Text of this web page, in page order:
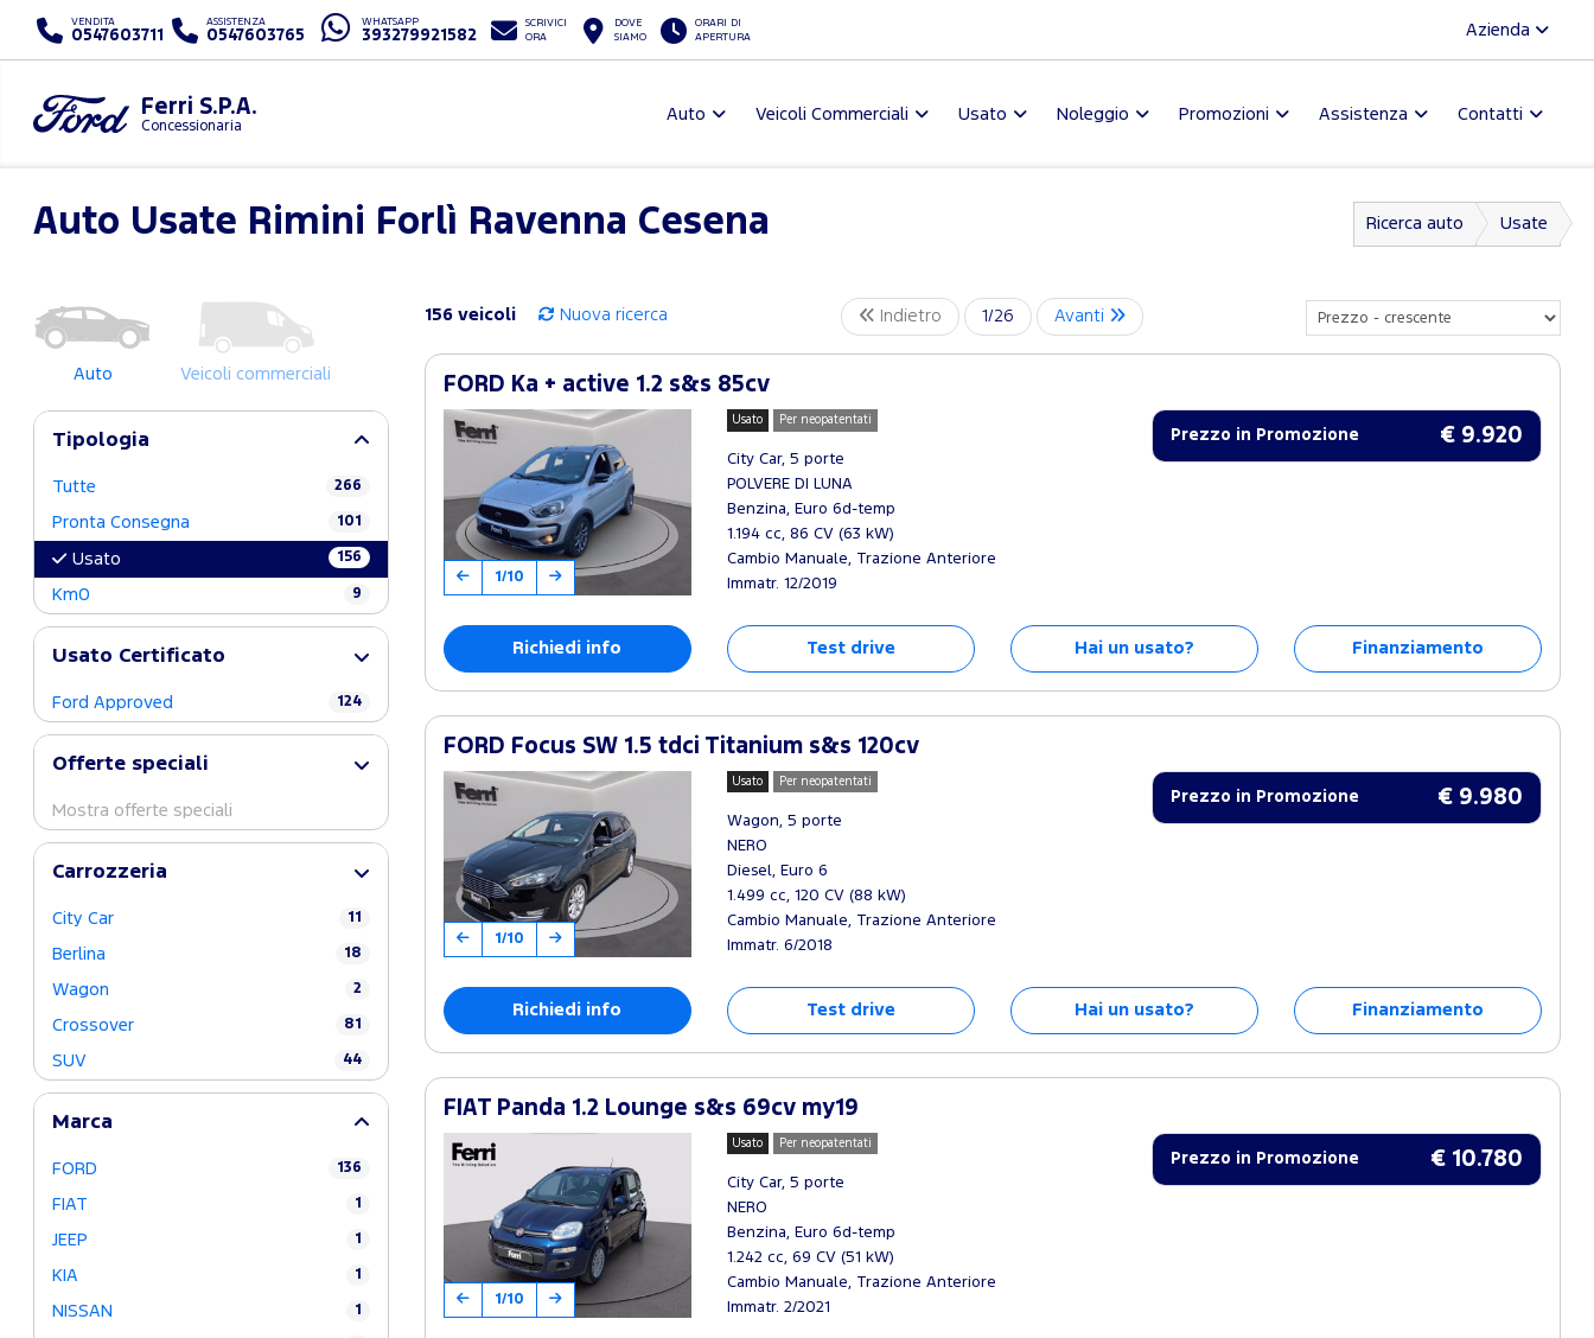
VENDITA
0547603711
ASSISTENZA
0547603765
WHATSAPP
393279921582
SCRIVICI
ORA
DOVE
SIAMO
ORARI DI
APERTURA
Azienda
Ferri S.P.A.
Concessionaria
Auto Veicoli Commerciali Usato Noleggio Promozioni Assistenza Contatti
Auto Usate Rimini Forlì Ravenna Cesena Ricerca auto Usate
Auto Veicoli commerciali
Tipologia
Tutte 266
Pronta Consegna 101
Usato 156
Km0 9
Usato Certificato
Ford Approved 124
Offerte speciali
Mostra offerte speciali
Carrozzeria
City Car 11
Berlina 18
Wagon 2
Crossover 81
SUV 44
Marca
FORD 136
FIAT 1
JEEP 1
KIA 1
NISSAN 1
156 veicoli Nuova ricerca Indietro 1/26 Avanti
FORD Ka + active 1.2 s&s 85cv
1/10
Usato Per neopatentati
City Car, 5 porte
POLVERE DI LUNA
Benzina, Euro 6d-temp
1.194 cc, 86 CV (63 kW)
Cambio Manuale, Trazione Anteriore
Immatr. 12/2019
Prezzo in Promozione € 9.920
Richiedi info Test drive Hai un usato? Finanziamento
FORD Focus SW 1.5 tdci Titanium s&s 120cv
1/10
Usato Per neopatentati
Wagon, 5 porte
NERO
Diesel, Euro 6
1.499 cc, 120 CV (88 kW)
Cambio Manuale, Trazione Anteriore
Immatr. 6/2018
Prezzo in Promozione € 9.980
Richiedi info Test drive Hai un usato? Finanziamento
FIAT Panda 1.2 Lounge s&s 69cv my19
1/10
Usato Per neopatentati
City Car, 5 porte
NERO
Benzina, Euro 6d-temp
1.242 cc, 69 CV (51 kW)
Cambio Manuale, Trazione Anteriore
Immatr. 2/2021
Prezzo in Promozione € 10.780